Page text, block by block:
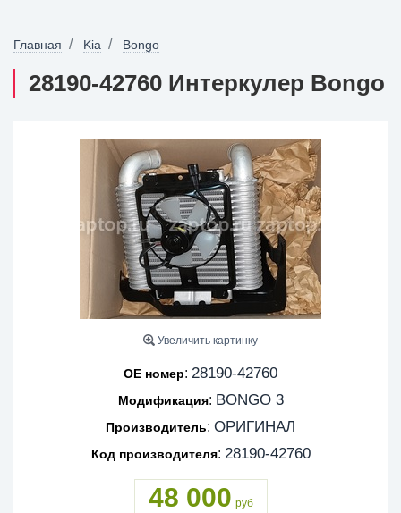
Главная Kia Bongo
28190-42760 Интеркулер Bongo
Увеличить картинку
OE номер: 28190-42760
Модификация: BONGO 3
Производитель: ОРИГИНАЛ
Код производителя: 28190-42760
48 000 руб